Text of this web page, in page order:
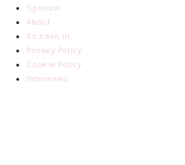
Sponsor
About
As seen in
Privacy Policy
Cookie Policy
Interviews